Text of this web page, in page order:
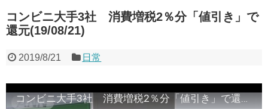
コンビニ大手3社 消費増税2％分「値引き」で
還元(19/08/21)
2019/8/21 日常
コンビニ大手3社 消費増税2％分「値引き」で還元(19/08/21)